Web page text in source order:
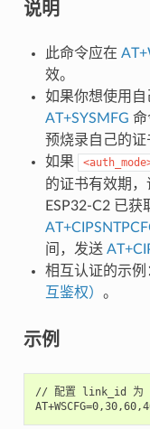
说明
此命令应在
效。
如果你想使用自
AT+SYSMFG 命
预烧录自己的证
如果
的证书有效期
ESP32-C2 已
间，发送
相互认证的示例
互鉴权） 。
示例
// 配置 link_id 为 0